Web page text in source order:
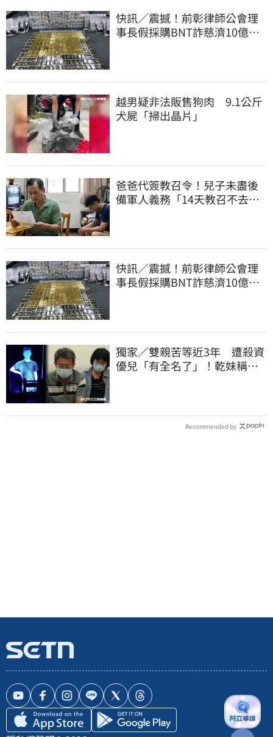
快訊／震撼！前彰律師公會理
事長假採購BNT詐慈濟10億、
越男疑非法販售狗肉 9.1公斤
犬屍「掃出晶片」
爸爸代簽教召令！兒子未盡後
備軍人義務「14天教召不去」
快訊／震撼！前彰律師公會理
事長假採購BNT詐慈濟10億、
獨家／雙親苦等近3年 遭殺資
優兒「有全名了」！乾妹稱賠
Recommended by